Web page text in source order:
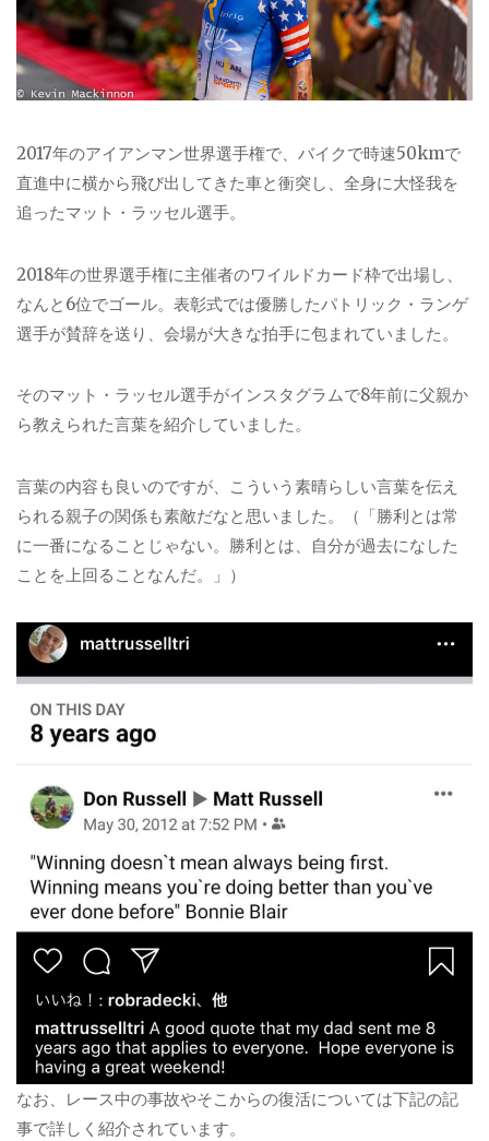
2017年のアイアンマン世界選手権で、バイクで時速50kmで
直進中に横から飛び出してきた車と衝突し、全身に大怪我を
追ったマット・ラッセル選手。
2018年の世界選手権に主催者のワイルドカード枠で出場し、
なんと6位でゴール。表彰式では優勝したパトリック・ランゲ
選手が賛辞を送り、会場が大きな拍手に包まれていました。
そのマット・ラッセル選手がインスタグラムで8年前に父親か
ら教えられた言葉を紹介していました。
言葉の内容も良いのですが、こういう素晴らしい言葉を伝え
られる親子の関係も素敵だなと思いました。（「勝利とは常
に一番になることじゃない。勝利とは、自分が過去になした
ことを上回ることなんだ。」）
なお、レース中の事故やそこからの復活については下記の記
事で詳しく紹介されています。